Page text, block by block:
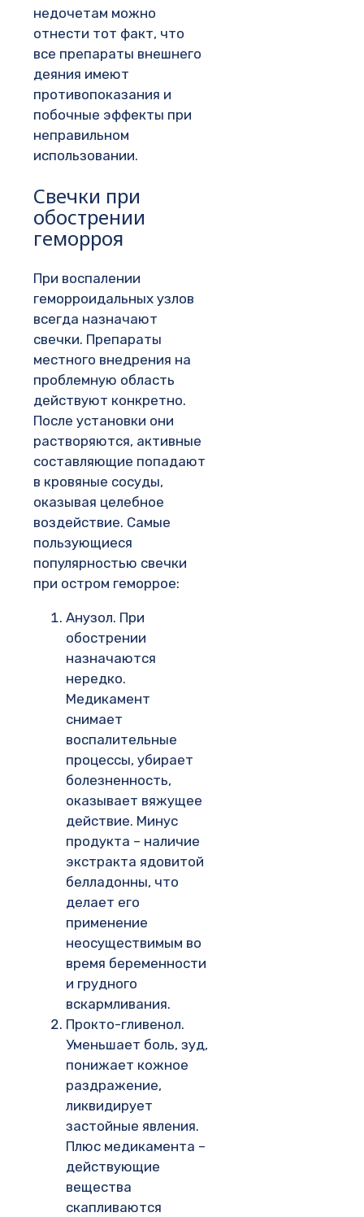
недочетам можно
отнести тот факт, что
все препараты внешнего
деяния имеют
противопоказания и
побочные эффекты при
неправильном
использовании.
Свечки при
обострении
геморроя
При воспалении
геморроидальных узлов
всегда назначают
свечки. Препараты
местного внедрения на
проблемную область
действуют конкретно.
После установки они
растворяются, активные
составляющие попадают
в кровяные сосуды,
оказывая целебное
воздействие. Самые
пользующиеся
популярностью свечки
при остром геморрое:
Анузол. При
обострении
назначаются
нередко.
Медикамент
снимает
воспалительные
процессы, убирает
болезненность,
оказывает вяжущее
действие. Минус
продукта – наличие
экстракта ядовитой
белладонны, что
делает его
применение
неосуществимым во
время беременности
и грудного
вскармливания.
Прокто-гливенол.
Уменьшает боль, зуд,
понижает кожное
раздражение,
ликвидирует
застойные явления.
Плюс медикамента –
действующие
вещества
скапливаются